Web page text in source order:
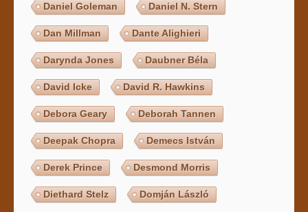
Daniel Goleman Daniel N. Stern
Dan Millman Dante Alighieri
Darynda Jones Daubner Béla
David Icke David R. Hawkins
Debora Geary Deborah Tannen
Deepak Chopra Demecs István
Derek Prince Desmond Morris
Diethard Stelz Domján László